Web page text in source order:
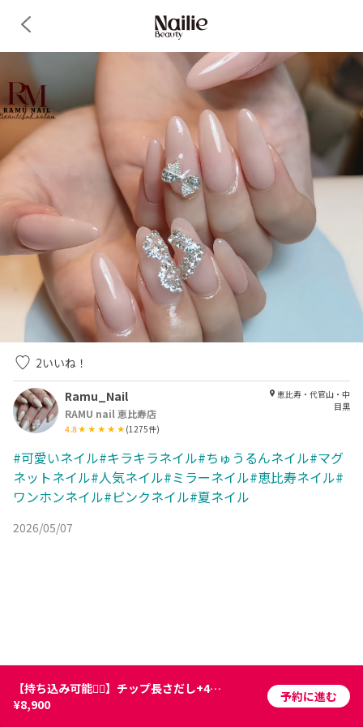
2いいね！
Ramu_Nail
RAMU nail 恵比寿店
4.8 (1275件)
恵比寿・代官山・中
目黒
#可愛いネイル#キラキラネイル#ちゅうるんネイル#マグ
ネットネイル#人気ネイル#ミラーネイル#恵比寿ネイル#
ワンホンネイル#ピンクネイル#夏ネイル
2026/05/07
【持ち込み可能🙆‍♀️】チップ長さだし+4本デザインコース🌹 ⏰120分
¥8,900
予約に進む